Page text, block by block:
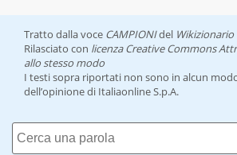
Tratto dalla voce CAMPIONIdel Wikizionario
Rilasciato con licenza Creative Commons
allo stesso modo
I testi sopra riportati non sono in alcun
dell’opinione di Italiaonline S.p.A.